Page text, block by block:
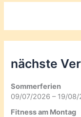
nächste
Sommerferien
09/07/2026 – 19/08/
Fitness am Montag